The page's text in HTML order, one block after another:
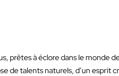
prêtes à éclore dans le monde
de talents naturels, d’un esprit